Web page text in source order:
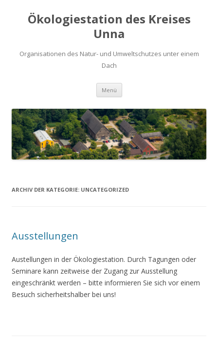
Ökologiestation des Kreises
Unna
Organisationen des Natur- und Umweltschutzes unter einem
Dach
Menü Zum
springen
ARCHIV DER KATEGORIE: UNCATEGORIZED
Ausstellungen
Austellungen in der Ökologiestation. Durch Tagungen oder
Seminare kann zeitweise der Zugang zur Ausstellung
eingeschränkt werden – bitte informieren Sie sich vor einem
Besuch sicherheitshalber bei uns!